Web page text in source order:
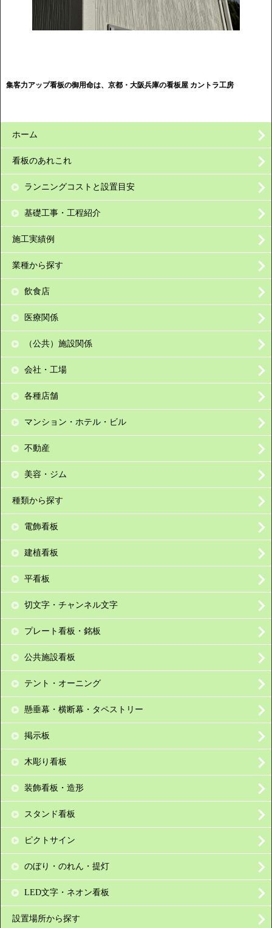
集客力アップ看板の御用命は、京都・大阪兵庫の看板屋 カントラ工房
ホーム
看板のあれこれ
ランニングコストと設置目安
基礎工事・工程紹介
施工実績例
業種から探す
飲食店
医療関係
（公共）施設関係
会社・工場
各種店舗
マンション・ホテル・ビル
不動産
美容・ジム
種類から探す
電飾看板
建植看板
平看板
切文字・チャンネル文字
プレート看板・銘板
公共施設看板
テント・オーニング
懸垂幕・横断幕・タペストリー
掲示板
木彫り看板
装飾看板・造形
スタンド看板
ピクトサイン
のぼり・のれん・提灯
LED文字・ネオン看板
設置場所から探す